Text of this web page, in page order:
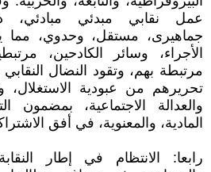
عمل نقابي مبدئي مبادئي،
جماهيرى، مستقل، وحدوي، مما
الأجراء، وسائر الكادحين،
مرتبطة بهم، وتقود النضال
تحريرهم من عبودية الاستغلال،
والعدالة الاجتماعية، بمضمون
المادية، والمعنوية، في أفق
رابعا: الانتظام في إطار